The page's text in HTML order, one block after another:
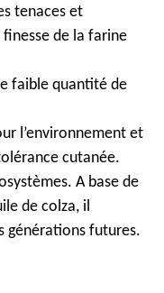
tenaces et
de la farine
faible quantité de
l’environnement et
cutanée.
A base de
de colza, il
générations futures.